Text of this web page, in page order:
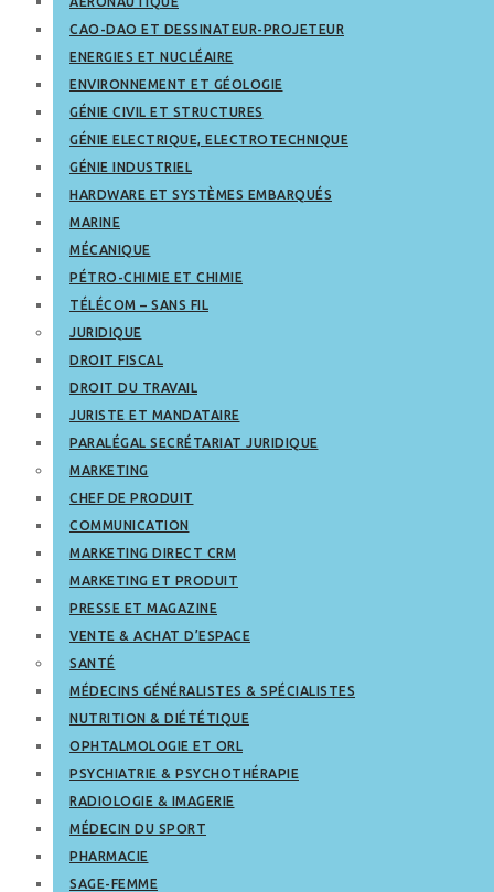
CAO-DAO ET DESSINATEUR-PROJETEUR
ENERGIES ET NUCLÉAIRE
ENVIRONNEMENT ET GÉOLOGIE
GÉNIE CIVIL ET STRUCTURES
GÉNIE ELECTRIQUE, ELECTROTECHNIQUE
GÉNIE INDUSTRIEL
HARDWARE ET SYSTÈMES EMBARQUÉS
MARINE
MÉCANIQUE
PÉTRO-CHIMIE ET CHIMIE
TÉLÉCOM – SANS FIL
JURIDIQUE
DROIT FISCAL
DROIT DU TRAVAIL
JURISTE ET MANDATAIRE
PARALÉGAL SECRÉTARIAT JURIDIQUE
MARKETING
CHEF DE PRODUIT
COMMUNICATION
MARKETING DIRECT CRM
MARKETING ET PRODUIT
PRESSE ET MAGAZINE
VENTE & ACHAT D’ESPACE
SANTÉ
MÉDECINS GÉNÉRALISTES & SPÉCIALISTES
NUTRITION & DIÉTÉTIQUE
OPHTALMOLOGIE ET ORL
PSYCHIATRIE & PSYCHOTHÉRAPIE
RADIOLOGIE & IMAGERIE
MÉDECIN DU SPORT
PHARMACIE
SAGE-FEMME